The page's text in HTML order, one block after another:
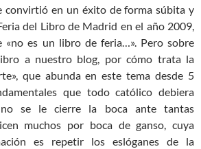
convirtió en un éxito de forma súbita y
del Libro de Madrid en el año 2009,
«no es un libro de feria…». Pero sobre
a nuestro blog, por cómo trata la
que abunda en este tema desde 5
que todo católico debiera
se le cierre la boca ante tantas
muchos por boca de ganso, cuya
es repetir los eslóganes de la